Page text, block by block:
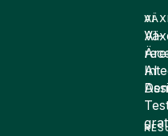
AI
AI-
AI